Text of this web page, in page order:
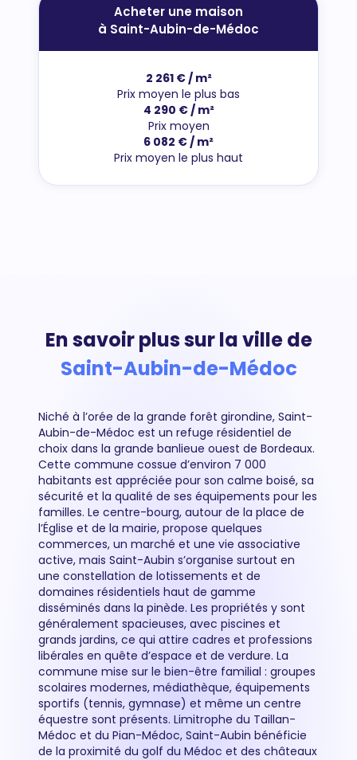
Acheter une maison
à Saint-Aubin-de-Médoc
2 261 € / m²
Prix moyen le plus bas
4 290 € / m²
Prix moyen
6 082 € / m²
Prix moyen le plus haut
En savoir plus sur la ville de
Saint-Aubin-de-Médoc
Niché à l’orée de la grande forêt girondine, Saint-
Aubin-de-Médoc est un refuge résidentiel de
choix dans la grande banlieue ouest de Bordeaux.
Cette commune cossue d’environ 7 000
habitants est appréciée pour son calme boisé, sa
sécurité et la qualité de ses équipements pour les
familles. Le centre-bourg, autour de la place de
l’Église et de la mairie, propose quelques
commerces, un marché et une vie associative
active, mais Saint-Aubin s’organise surtout en
une constellation de lotissements et de
domaines résidentiels haut de gamme
disséminés dans la pinède. Les propriétés y sont
généralement spacieuses, avec piscines et
grands jardins, ce qui attire cadres et professions
libérales en quête d’espace et de verdure. La
commune mise sur le bien-être familial : groupes
scolaires modernes, médiathèque, équipements
sportifs (tennis, gymnase) et même un centre
équestre sont présents. Limitrophe du Taillan-
Médoc et du Pian-Médoc, Saint-Aubin bénéficie
de la proximité du golf du Médoc et des châteaux